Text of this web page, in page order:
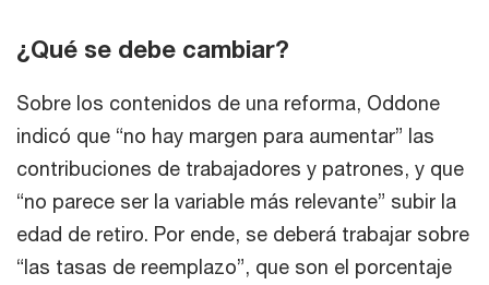
¿Qué se debe cambiar?
Sobre los contenidos de una reforma, Oddone
indicó que “no hay margen para aumentar” las
contribuciones de trabajadores y patrones, y que
“no parece ser la variable más relevante” subir la
edad de retiro. Por ende, se deberá trabajar sobre
“las tasas de reemplazo”, que son el porcentaje